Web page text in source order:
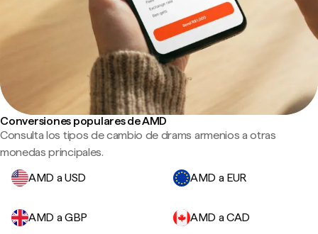
Conversiones populares de AMD
Consulta los tipos de cambio de drams armenios a otras
monedas principales.
AMD a USD
AMD a EUR
AMD a GBP AMD a CAD